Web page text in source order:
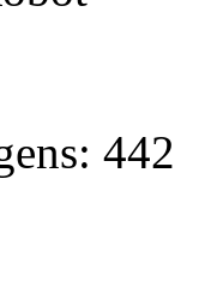
442